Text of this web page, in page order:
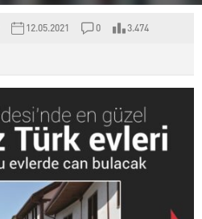
12.05.2021 0 3.474